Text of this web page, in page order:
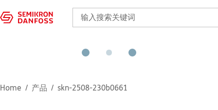
Home 产品 skn-2508-230b0661